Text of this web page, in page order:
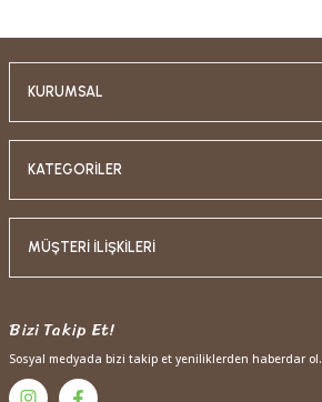
KURUMSAL
KATEGORİLER
MÜŞTERİ İLİŞKİLERİ
Bizi Takip Et!
Sosyal medyada bizi takip et yeniliklerden haberdar ol.